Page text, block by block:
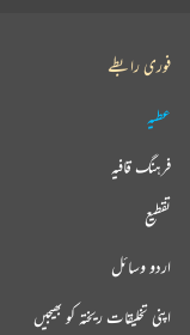
فوری رابطے
عطیہ
فرہنگ قافیہ
تقطیع
اردو وسائل
اپنی تخلیقات ریختہ کو بھیجیں